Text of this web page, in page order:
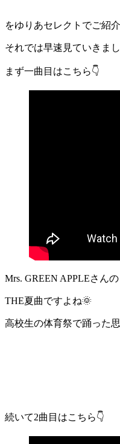
をゆりあセレクトでご紹
それでは早速見ていきまし
まず一曲目はこちら👇
Mrs. GREEN APPLEさん
THE夏曲ですよね🌞
高校生の体育祭で踊った
続いて2曲目はこちら👇